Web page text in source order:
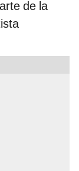
de la